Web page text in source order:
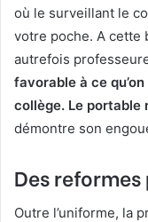
où le surveillant le
votre poche. A cette
autrefois
favorable à ce
collège. Le portable
démontre son
Des
Outre l’uniforme, la